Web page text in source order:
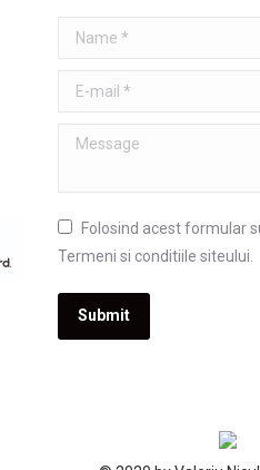
Name *
E-mail *
Message
Folosind acest formular
Termeni si conditiile siteului.
Submit